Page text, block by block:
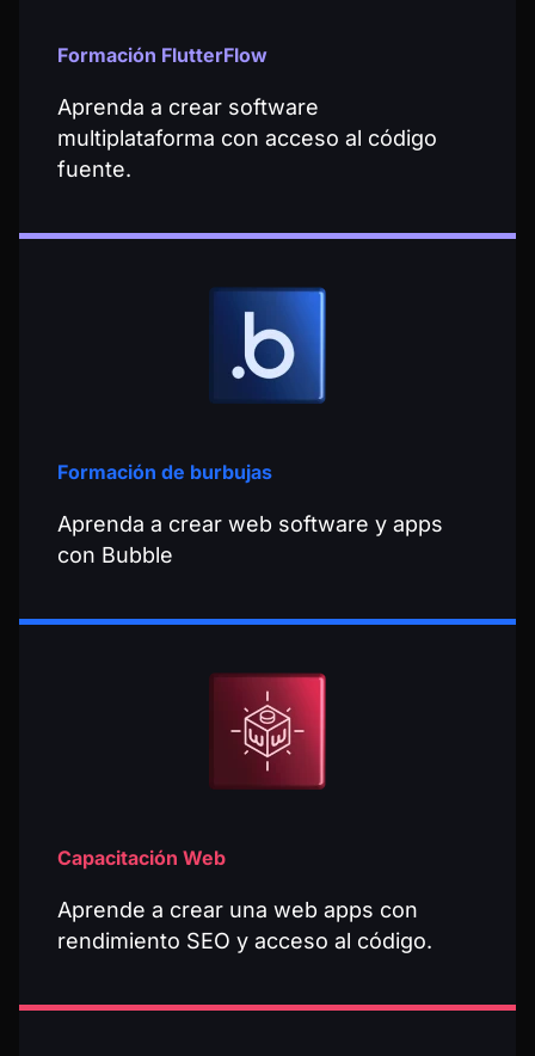
Formación FlutterFlow
Aprenda a crear software
multiplataforma con acceso al código
fuente.
Formación de burbujas
Aprenda a crear web software y apps
con Bubble
Capacitación Web
Aprende a crear una web apps con
rendimiento SEO y acceso al código.